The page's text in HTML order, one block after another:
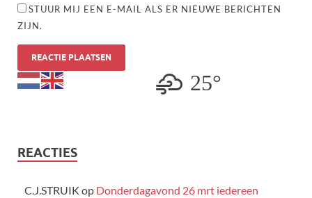
STUUR MIJ EEN E-MAIL ALS ER NIEUWE BERICHTEN
ZIJN.
25°
REACTIES
C.J.STRUIK op Donderdagavond 26 mrt iedereen